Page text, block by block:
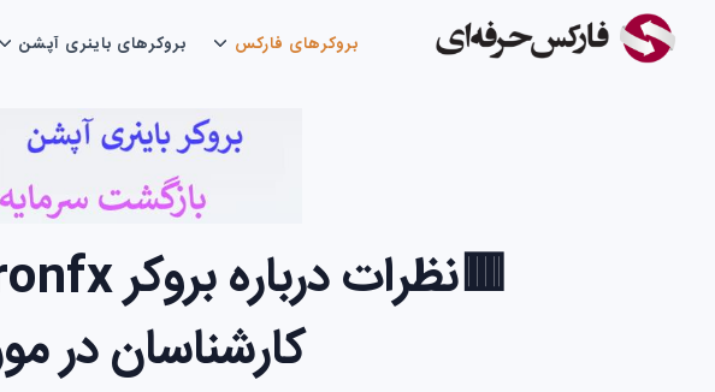
بروکرهای فارکس بروکرهای باینری آپشن
کارشناسان در